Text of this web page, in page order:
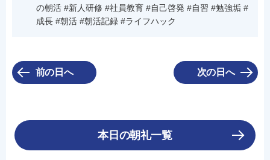
の朝活 #新人研修 #社員教育 #自己啓発 #自習 #勉強垢 #
成長 #朝活 #朝活記録 #ライフハック
前の日へ 次の日へ
本日の朝礼一覧